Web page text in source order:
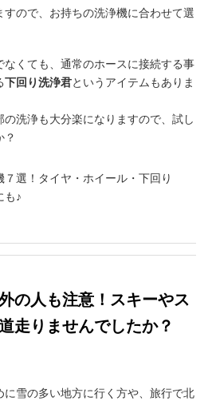
ので、お持ちの洗浄機に合わせて選
なくても、通常のホースに接続する事
下回り洗浄君というアイテムもありま
洗浄も大分楽になりますので、試し
？
選！タイヤ・ホイール・下回り
も♪
の人も注意！スキーやス
走りませんでしたか？
に雪の多い地方に行く方や、旅行で北